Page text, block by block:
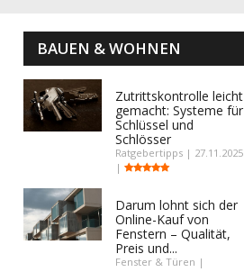
BAUEN & WOHNEN
Zutrittskontrolle leicht
gemacht: Systeme für
Schlüssel und
Schlösser
Ratgebertipps | 27.11.2025
|
Darum lohnt sich der
Online-Kauf von
Fenstern – Qualität,
Preis und...
Fenster & Türen |